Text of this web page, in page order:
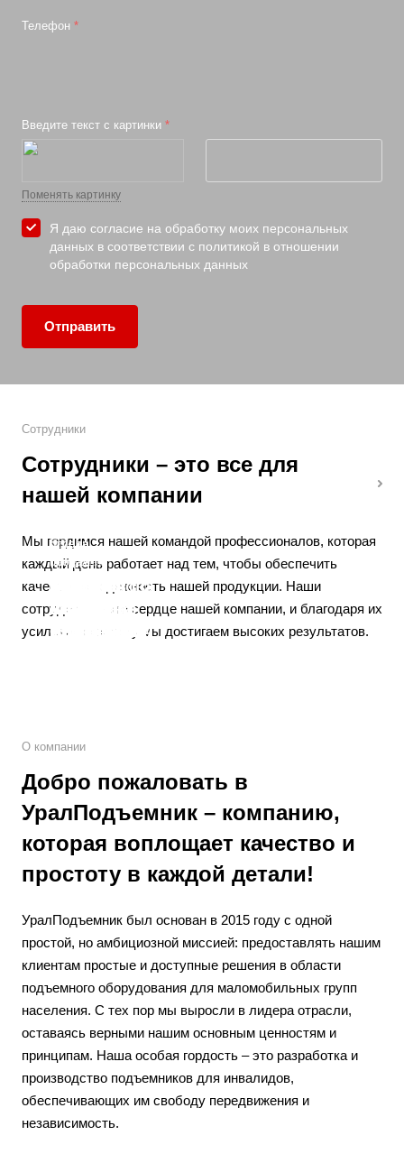
Телефон *
Введите текст с картинки *
Поменять картинку
Я даю согласие на обработку моих персональных
данных в соответствии с политикой в отношении
обработки персональных данных
Отправить
Сотрудники
Сотрудники – это все для
нашей компании
Мы гордимся нашей командой профессионалов, которая
каждый день работает над тем, чтобы обеспечить
качество и надежность нашей продукции. Наши
сотрудники – это сердце нашей компании, и благодаря их
усилиям и таланту мы достигаем высоких результатов.
отдела
продаж
Андреев
Станислав
Сергеевич
HR
специалист
Колесникова
Екатерина
Сергеевна
отдела
продаж
Старков
Андрей
Алексеевич
отдела
продаж
Фадеев
Вячеслав
Григорьевич
отдела
продаж
Корсаков
Андрей
Игоревич
Тендер
менеджер
Исакован
Юлия
Викторовна
отдела
продаж
Очкин
Максим
Викторович
О компании
Добро пожаловать в
УралПодъемник – компанию,
которая воплощает качество и
простоту в каждой детали!
УралПодъемник был основан в 2015 году с одной
простой, но амбициозной миссией: предоставлять нашим
клиентам простые и доступные решения в области
подъемного оборудования для маломобильных групп
населения. С тех пор мы выросли в лидера отрасли,
оставаясь верными нашим основным ценностям и
принципам. Наша особая гордость – это разработка и
производство подъемников для инвалидов,
обеспечивающих им свободу передвижения и
независимость.